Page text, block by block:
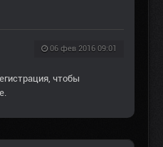
06 фев 2016 09:01
, чтобы